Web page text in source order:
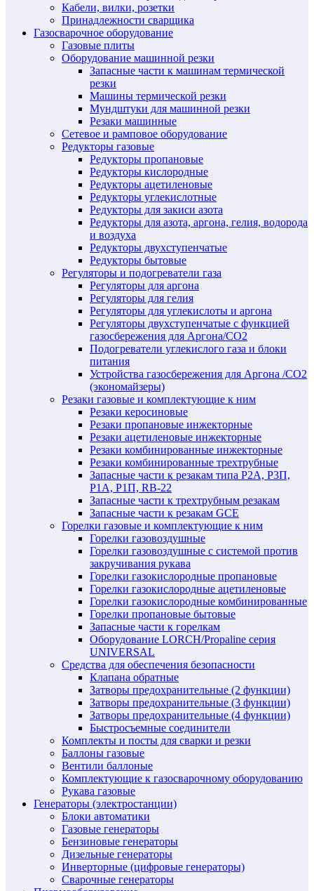
Кабели, вилки, розетки
Принадлежности сварщика
Газосварочное оборудование
Газовые плиты
Оборудование машинной резки
Запасные части к машинам термической
резки
Машины термической резки
Мундштуки для машинной резки
Резаки машинные
Сетевое и рамповое оборудование
Редукторы газовые
Редукторы пропановые
Редукторы кислородные
Редукторы ацетиленовые
Редукторы углекислотные
Редукторы для закиси азота
Редукторы для азота, аргона, гелия, водорода
и воздуха
Редукторы двухступенчатые
Редукторы бытовые
Регуляторы и подогреватели газа
Регуляторы для аргона
Регуляторы для гелия
Регуляторы для углекислоты и аргона
Регуляторы двухступенчатые c функцией
газосбережения для Аргона/СО2
Подогреватели углекислого газа и блоки
питания
Устройства газосбережения для Аргона /СО2
(экономайзеры)
Резаки газовые и комплектующие к ним
Резаки керосиновые
Резаки пропановые инжекторные
Резаки ацетиленовые инжекторные
Резаки комбинированные инжекторные
Резаки комбинированные трехтрубные
Запасные части к резакам типа Р2А, Р3П,
Р1А, Р1П, RB-22
Запасные части к трехтрубным резакам
Запасные части к резакам GCE
Горелки газовые и комплектующие к ним
Горелки газовоздушные
Горелки газовоздушные с системой против
закручивания рукава
Горелки газокислородные пропановые
Горелки газокислородные ацетиленовые
Горелки газокислородные комбинированные
Горелки пропановые бытовые
Запасные части к горелкам
Оборудование LORCH/Propaline серия
UNIVERSAL
Средства для обеспечения безопасности
Клапана обратные
Затворы предохранительные (2 функции)
Затворы предохранительные (3 функции)
Затворы предохранительные (4 функции)
Быстросъемные соединители
Комплекты и посты для сварки и резки
Баллоны газовые
Вентили баллоные
Комплектующие к газосварочному оборудованию
Рукава газовые
Генераторы (электростанции)
Блоки автоматики
Газовые генераторы
Бензиновые генераторы
Дизельные генераторы
Инверторные (цифровые генераторы)
Сварочные генераторы